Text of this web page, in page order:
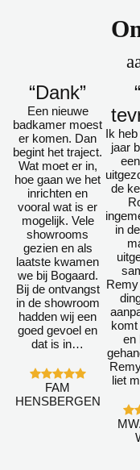
“Dank”
Een nieuwe
badkamer moest
er komen. Dan
begint het traject.
Wat moet er in,
hoe gaan we het
inrichten en
vooral wat is er
mogelijk. Vele
showrooms
gezien en als
laatste kwamen
we bij Bogaard.
Bij de ontvangst
in de showroom
hadden wij een
goed gevoel en
dat is in…
FAM
HENSBERGEN
Ik
jaar
de
in
komt
en
liet